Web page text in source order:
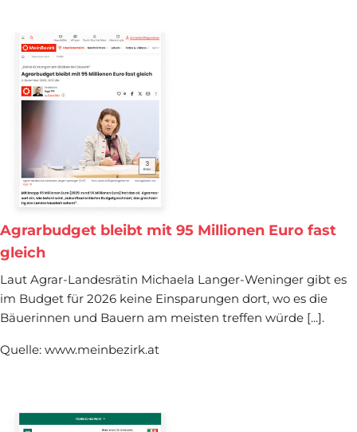
Agrarbudget bleibt mit 95 Millionen Euro fast
gleich
Laut Agrar-Landesrätin Michaela Langer-Weninger gibt es
im Budget für 2026 keine Einsparungen dort, wo es die
Bäuerinnen und Bauern am meisten treffen würde [...].
Quelle: www.meinbezirk.at